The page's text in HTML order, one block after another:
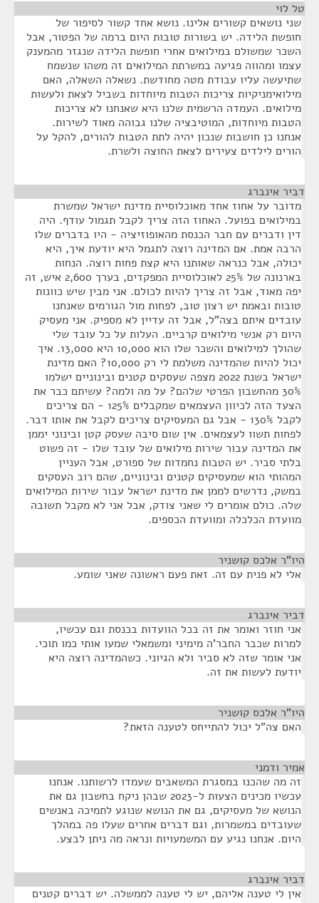
טל לוי
שני נושאים קשורים אלינו. נושא אחד קשור לסיפור של
חופשת הלידה. יש בשורות טובות היום ברמה של הפטור, אבל
השכר שמשולם במילואים אחרי חופשת הלידה שנגזר מהמענק
עצמו ומהווה פגיעה במשרתת המילואים זה משהו שנשמח
שתיעשה עליו עבודת מטה מחודשת. נשאלה השאלה, האם
מילואימניקיות צריכות הטבות מיוחדות בשביל לצאת ולעשות
מילואים. העמדה הרשמית שלנו היא שאנחנו לא צריכות
הטבות מיוחדות, המוטיבציה שלנו גבוהה מאוד לשירות.
אנחנו כן חושבות שנכון יהיה לתת הטבות להורים, להקל על
הורים לילדים צעירים לצאת החוצה ולשרת.
דביר אינברג
מדובר על אחוז אחד מאוכלוסיית מדינת ישראל שמשרת
במילואים בפועל. האחוז הזה צריך לקבל תגמול עודף. היה
דין ודברים עם חבר הכנסת מהאופוזיציה - היו בדברים שלו
הרבה אמת. אם המדינה רוצה לתגמל היא יודעת איך, היא
יכולה, אבל כנראה שאותנו היא קצת פחות רוצה. הנחות
בארנונה של 25% לאוכלוסיית המפקדים, בערך 2,600 איש, זה
יפה מאוד, אבל זה צריך להיות לכולם. אני מבין שיש כוונות
טובות ובאמת יש רצון טוב, לפחות מול הגורמים שאנחנו
עובדים איתם בצה"ל, אבל זה עדיין לא מספיק. אני מעסיק
היום רק אנשי מילואים קרביים. העלות על כל עובד שלי
שהולך למילואים והשכר שלו הוא 10,000 היא 13,000. איך
יכול להיות שהמדינה משלמת לי רק 10,000? האם מדינת
ישראל בשנת 2022 מצפה שעסקים קטנים ובינוניים ישלמו
30% מהחשבון הפרטי שלהם? על מה ולמה? עשיתם כבר את
הצעד הזה לכיוון העצמאים שמקבלים 125% - הם צריכים
לקבל 130% - אבל גם המעסיקים צריכים לקבל את אותו דבר.
לפחות תשוו לעצמאים. אין שום סיבה שעסק קטן ובינוני יממן
את המדינה עבור שירות מילואים של עובד שלו - זה פשוט
בלתי סביר. יש הטבות נחמדות של ספורט, אבל העניין
המהותי הוא שמעסיקים קטנים ובינוניים, שהם רוב העסקים
במשק, נדרשים לממן את מדינת ישראל עבור שירות המילואים
שלה. כולם אומרים לי שאני צודק, אבל אני לא מקבל תשובה
מוועדת הכלכלה ומוועדת הכספים.
היו"ר אלכס קושניר
אלי לא פנית עם זה. זאת פעם ראשונה שאני שומע.
דביר אינברג
אני חוזר ואומר את זה בכל הוועדות בכנסת וגם עכשיו,
למרות שכבר החבר'ה מימיני ומשמאלי שמעו אותי כמו תוכי.
אני אומר שזה לא סביר ולא הגיוני. כשהמדינה רוצה היא
יודעת לעשות את זה.
היו"ר אלכס קושניר
האם צה"ל יכול להתייחס לטענה הזאת?
אמיר ודמני
זה מה שהכנו במסגרת המשאבים שעמדו לרשותנו. אנחנו
עכשיו מכינים הצעות ל-2023 שבהן ניקח בחשבון גם את
הנושא של מעסיקים, גם את הנושא שנוגע לתמיכה באנשים
שעובדים במשמרות, וגם דברים אחרים שעלו פה במהלך
היום. אנחנו נגיע עם המשמעויות ונראה מה ניתן לבצע.
דביר אינברג
אין לי טענה אליהם, יש לי טענה לממשלה. יש דברים קטנים